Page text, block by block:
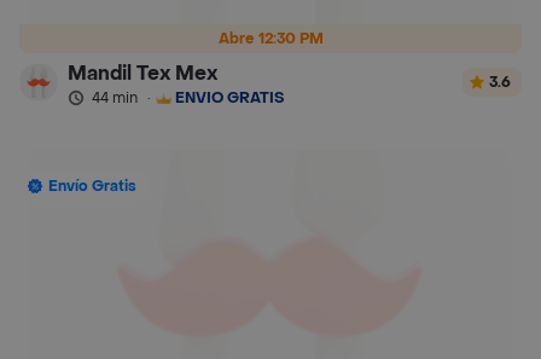
Abre 12:30 PM
Mandil Tex Mex
44 min · ENVÍO GRATIS
3.6
Envío Gratis